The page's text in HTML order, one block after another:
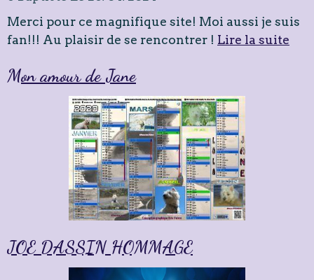
Merci pour ce magnifique site! Moi aussi je suis
fan!!! Au plaisir de se rencontrer ! Lire la suite
Mon amour de Jane
JOE DASSIN HOMMAGE